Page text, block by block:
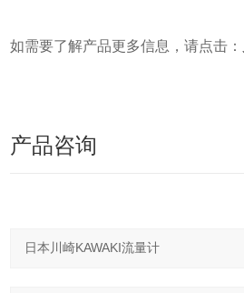
如需要了解产品更多信息，请点击：
产品咨询